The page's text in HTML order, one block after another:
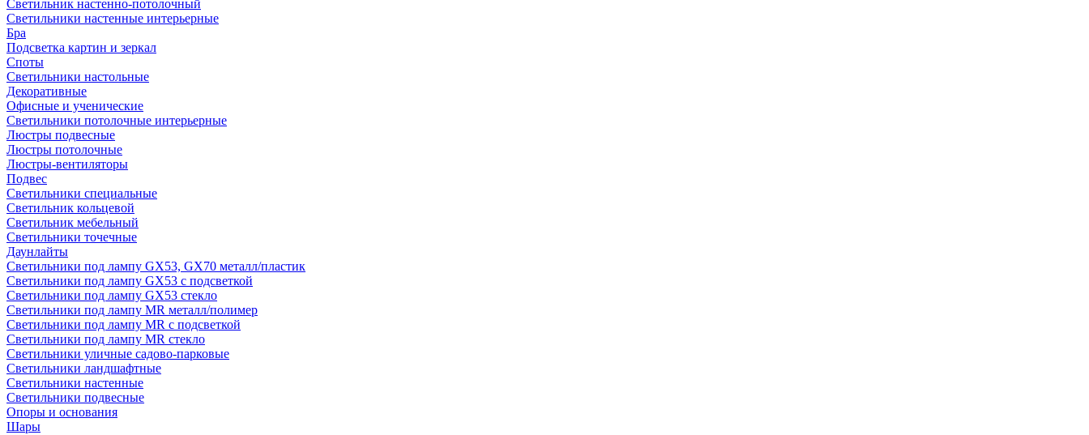
Светильник настенно-потолочный
Светильники настенные интерьерные
Бра
Подсветка картин и зеркал
Споты
Светильники настольные
Декоративные
Офисные и ученические
Светильники потолочные интерьерные
Люстры подвесные
Люстры потолочные
Люстры-вентиляторы
Подвес
Светильники специальные
Светильник кольцевой
Светильник мебельный
Светильники точечные
Даунлайты
Светильники под лампу GX53, GX70 металл/пластик
Светильники под лампу GX53 с подсветкой
Светильники под лампу GX53 стекло
Светильники под лампу MR металл/полимер
Светильники под лампу MR с подсветкой
Светильники под лампу MR стекло
Светильники уличные садово-парковые
Светильники ландшафтные
Светильники настенные
Светильники подвесные
Опоры и основания
Шары